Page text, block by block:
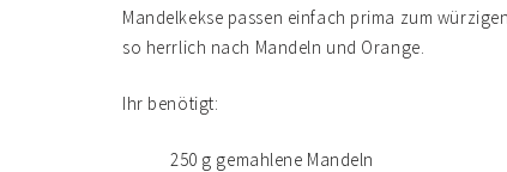
Mandelkekse passen einfach prima zum würzigen
so herrlich nach Mandeln und Orange.
Ihr benötigt:
250 g gemahlene Mandeln